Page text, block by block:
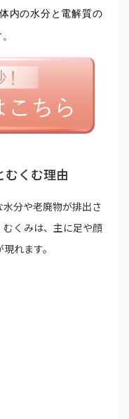
内の水分と電解質の
むくむ理由
分や老廃物が排出さ
くみは、主に足や顔
れます。